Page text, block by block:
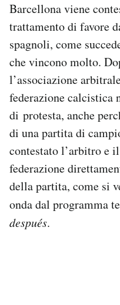
Barcellona viene
trattamento di favore
spagnoli, come
che vincono molto.
l’associazione
federazione calcistica
di protesta, anche
di una partita di
contestato l’arbitro e
federazione
della partita, come si
onda dal programma
después.